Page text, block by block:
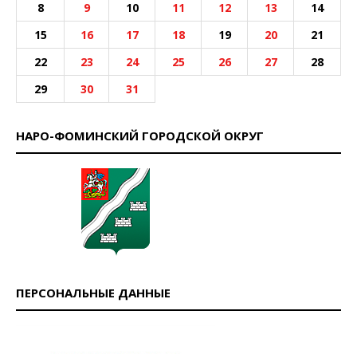
8 9 10 11 12 13
14
15
16 17 18 19 20
21
22
23 24 25 26 27
28
29
30 31
НАРО-ФОМИНСКИЙ ГОРОДСКОЙ ОКРУГ
ПЕРСОНАЛЬНЫЕ ДАННЫЕ